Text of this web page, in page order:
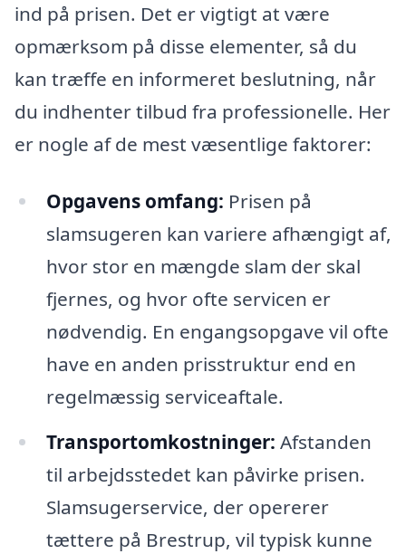
ind på prisen. Det er vigtigt at være
opmærksom på disse elementer, så du
kan træffe en informeret beslutning, når
du indhenter tilbud fra professionelle. Her
er nogle af de mest væsentlige faktorer:
Opgavens omfang: Prisen på
slamsugeren kan variere afhængigt af,
hvor stor en mængde slam der skal
fjernes, og hvor ofte servicen er
nødvendig. En engangsopgave vil ofte
have en anden prisstruktur end en
regelmæssig serviceaftale.
Transportomkostninger: Afstanden
til arbejdsstedet kan påvirke prisen.
Slamsugerservice, der opererer
tættere på Brestrup, vil typisk kunne